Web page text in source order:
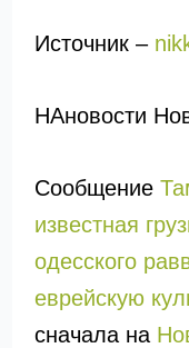
Источник –
НАновости
Сообщение
известная
одесского
еврейскую
сначала на